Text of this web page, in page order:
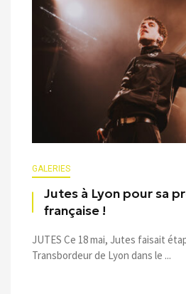
GALERIES
Jutes à Lyon pour sa
française !
JUTES Ce 18 mai, Jutes faisait
Transbordeur de Lyon dans le ...